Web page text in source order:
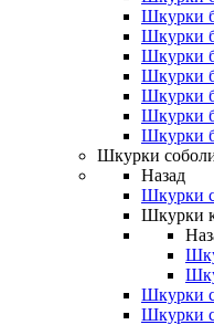
Шкурки
Шкурки
Шкурки
Шкурки
Шкурки
Шкурки
Шкурки
Шкурки
Назад
Шкурки
Шкурки
Шкурки
Шкурки